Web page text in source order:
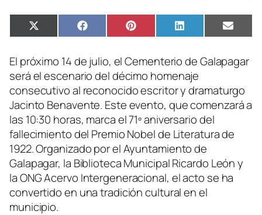
Compartir
en
X
(Twitter)
Compartir
en
FacebookCompartir
en
PinterestCompartir
en
LinkedIn
en
Email
El próximo 14 de julio, el Cementerio de Galapagar
será el escenario del décimo homenaje
consecutivo al reconocido escritor y dramaturgo
Jacinto Benavente. Este evento, que comenzará a
las 10:30 horas, marca el 71º aniversario del
fallecimiento del Premio Nobel de Literatura de
1922. Organizado por el Ayuntamiento de
Galapagar, la Biblioteca Municipal Ricardo León y
la ONG Acervo Intergeneracional, el acto se ha
convertido en una tradición cultural en el
municipio.